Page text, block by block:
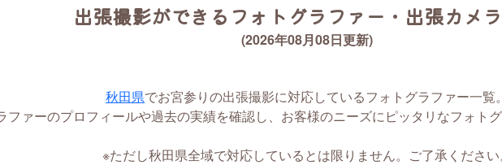
出張撮影ができるフォトグラファー・出張カメ
(2026年08月08日更新)
秋田県でお宮参りの出張撮影に対応しているフォトグラファー一覧。
ファーのプロフィールや過去の実績を確認し、お客様のニーズにピッタリなフォト
※ただし秋田県全域で対応しているとは限りません。ご了承ください